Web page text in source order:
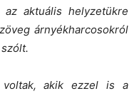
aktuális helyzetükre
árnyékharcosokról
voltak, akik ezzel is a